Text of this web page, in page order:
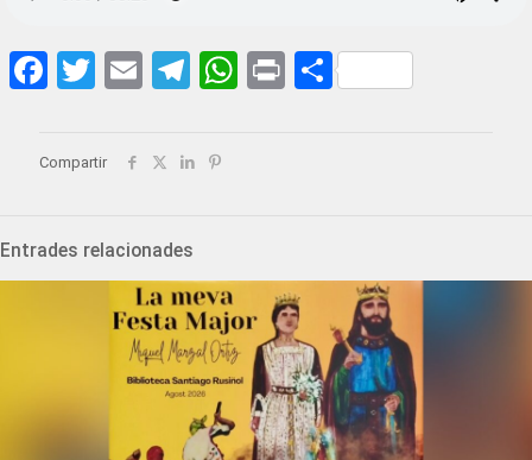
Facebook
Twitter
EmailTelegram
WhatsApp
PrintShare
Compartir
Entrades relacionades